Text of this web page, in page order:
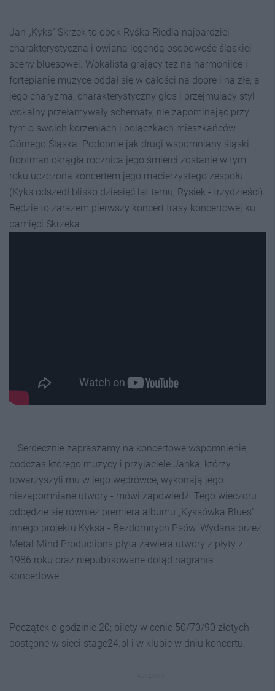
Jan „Kyks” Skrzek to obok Ryśka Riedla najbardziej
charakterystyczna i owiana legendą osobowość śląskiej
sceny bluesowej. Wokalista grający też na harmonijce i
fortepianie muzyce oddał się w całości na dobre i na złe, a
jego charyzma, charakterystyczny głos i przejmujący styl
wokalny przełamywały schematy, nie zapominając przy
tym o swoich korzeniach i bolączkach mieszkańców
Górnego Śląska. Podobnie jak drugi wspomniany śląski
frontman okrągła rocznica jego śmierci zostanie w tym
roku uczczona koncertem jego macierzystego zespołu
(Kyks odszedł blisko dziesięć lat temu, Rysiek - trzydzieści).
Będzie to zarazem pierwszy koncert trasy koncertowej ku
pamięci Skrzeka.
– Serdecznie zapraszamy na koncertowe wspomnienie,
podczas którego muzycy i przyjaciele Janka, którzy
towarzyszyli mu w jego wędrówce, wykonają jego
niezapomniane utwory - mówi zapowiedź. Tego wieczoru
odbędzie się również premiera albumu „Kyksówka Blues”
innego projektu Kyksa - Bezdomnych Psów. Wydana przez
Metal Mind Productions płyta zawiera utwory z płyty z
1986 roku oraz niepublikowane dotąd nagrania
koncertowe.
Początek o godzinie 20; bilety w cenie 50/70/90 złotych
dostępne w sieci stage24.pl i w klubie w dniu koncertu.